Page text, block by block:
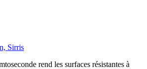
Sirris
rend les surfaces résistantes à